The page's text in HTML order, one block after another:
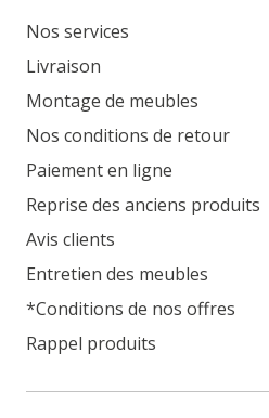
Nos services
Livraison
Montage de meubles
Nos conditions de retour
Paiement en ligne
Reprise des anciens produits
Avis clients
Entretien des meubles
*Conditions de nos offres
Rappel produits